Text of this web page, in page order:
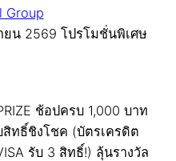
Group
น 2569 โปรโมชั่นพิเศษ
ช้อปครบ 1,000 บาท
สิทธิ์ชิงโชค (บัตรเครดิต
รับ 3 สิทธิ์!) ลุ้นรางวัล